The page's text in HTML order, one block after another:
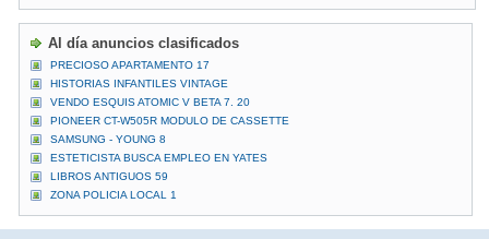
Al día anuncios clasificados
PRECIOSO APARTAMENTO 17
HISTORIAS INFANTILES VINTAGE
VENDO ESQUIS ATOMIC V BETA 7. 20
PIONEER CT-W505R MODULO DE CASSETTE
SAMSUNG - YOUNG 8
ESTETICISTA BUSCA EMPLEO EN YATES
LIBROS ANTIGUOS 59
ZONA POLICIA LOCAL 1